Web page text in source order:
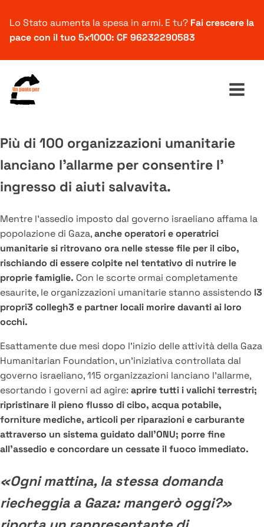
Lo Stato aumenta la spesa in armi. E tu? Fai crescere la
pace con il tuo 5x1000: CF 96232290583
per:
Più di 100 organizzazioni umanitarie
lanciano l'allarme per consentire l'
ingresso di aiuti salvavita.
Mentre l’assedio imposto dal governo israeliano affama la
popolazione di Gaza,anche operatori e operatrici
umanitarie si ritrovano ora nelle stesse file per il cibo,
rischiando di essere colpite nel tentativo di nutrire le
proprie famiglie. Con le scorte ormai completamente
esaurite, le organizzazioni umanitarie stanno assistendo l3
propri3 collegh3 e partner locali morire davanti ai loro
occhi.
Esattamente due mesi dopo l’inizio delle attività della Gaza
Humanitarian Foundation, un’iniziativa controllata dal
governo israeliano, 115 organizzazioni lanciano l’allarme,
esortando i governi ad agire: aprire tutti i valichi terrestri;
ripristinare il pieno flusso di cibo, acqua potabile,
forniture mediche, articoli per riparazioni e carburante
attraverso un sistema guidato dall’ONU; porre fine
all’assedio e concordare un cessate il fuoco immediato.
«Ogni mattina, la stessa domanda
riecheggia a Gaza: mangerò oggi?»